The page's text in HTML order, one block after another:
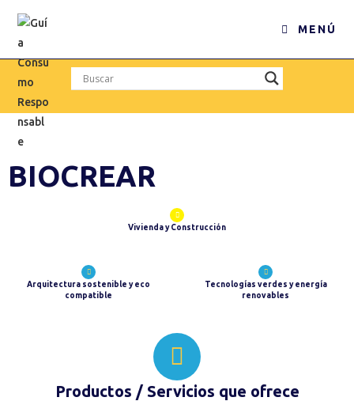
MENÚ
BIOCREAR
Vivienda y Construcción
Arquitectura sostenible y eco
compatible
Tecnologías verdes y energía
renovables
Productos / Servicios que ofrece